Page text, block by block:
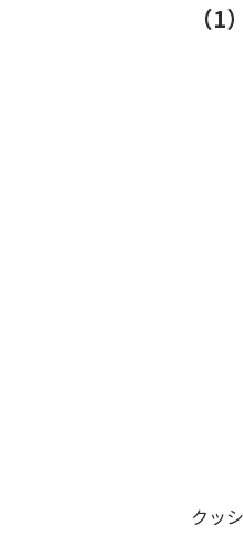
（
クッ